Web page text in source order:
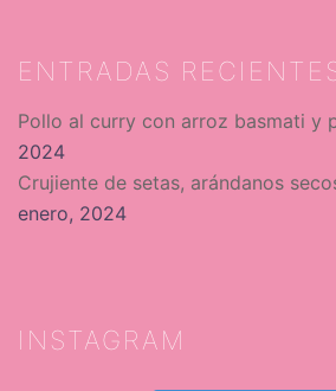
ENTRADAS
Pollo al curry con arroz basmati y
2024
Crujiente de setas, arándanos
enero, 2024
INSTAGRAM